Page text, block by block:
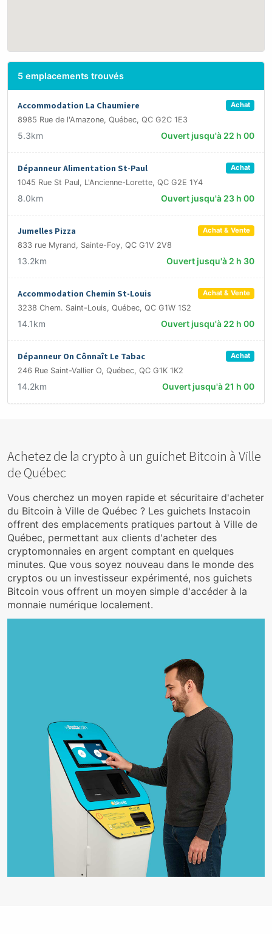
5 emplacements trouvés
Accommodation La Chaumiere Achat
8985 Rue de l'Amazone, Québec, QC G2C 1E3
5.3km Ouvert jusqu'à 22 h 00
Dépanneur Alimentation St-Paul Achat
1045 Rue St Paul, L'Ancienne-Lorette, QC G2E 1Y4
8.0km Ouvert jusqu'à 23 h 00
Jumelles Pizza Achat & Vente
833 rue Myrand, Sainte-Foy, QC G1V 2V8
13.2km Ouvert jusqu'à 2 h 30
Accommodation Chemin St-Louis Achat & Vente
3238 Chem. Saint-Louis, Québec, QC G1W 1S2
14.1km Ouvert jusqu'à 22 h 00
Dépanneur On Cônnaît Le Tabac Achat
246 Rue Saint-Vallier O, Québec, QC G1K 1K2
14.2km Ouvert jusqu'à 21 h 00
Achetez de la crypto à un guichet Bitcoin à Ville
de Québec
Vous cherchez un moyen rapide et sécuritaire d'acheter
du Bitcoin à Ville de Québec ? Les guichets Instacoin
offrent des emplacements pratiques partout à Ville de
Québec, permettant aux clients d'acheter des
cryptomonnaies en argent comptant en quelques
minutes. Que vous soyez nouveau dans le monde des
cryptos ou un investisseur expérimenté, nos guichets
Bitcoin vous offrent un moyen simple d'accéder à la
monnaie numérique localement.